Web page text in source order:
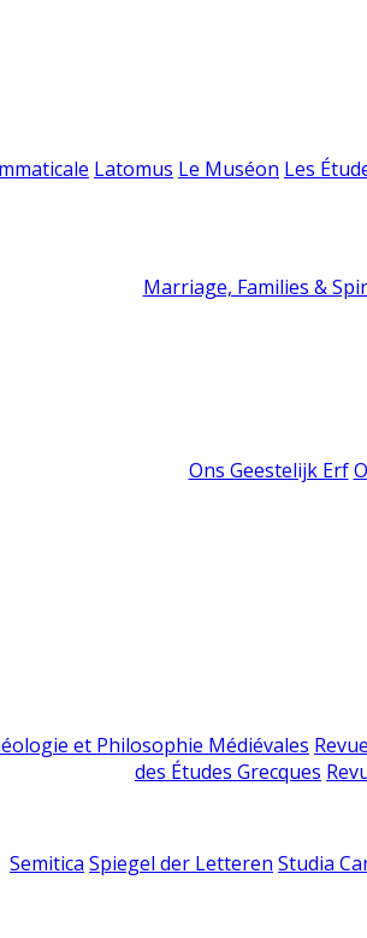
Latomus Le Muséon Les
Marriage, Families &
Ons Geestelijk Erf
et Philosophie Médiévales
des Études Grecques
Semitica Spiegel der Letteren Studia